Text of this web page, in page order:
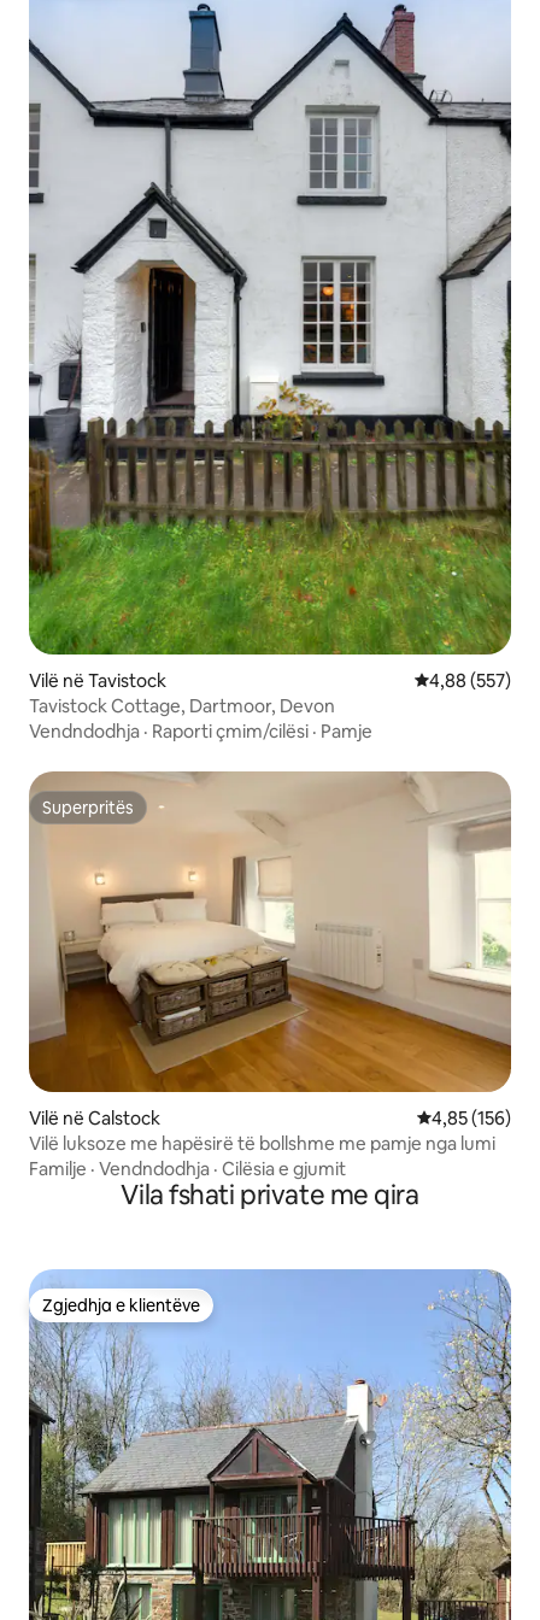
Vilë në Tavistock Vlerësimi
4,88 (557)
Tavistock Cottage, Dartmoor, Devon
Vendndodhja · Raporti çmim/cilësi · Pamje
Superpritës
Superpritës
Vilë në Calstock Vlerësimi
4,85 (156)
Vilë luksoze me hapësirë të bollshme me pamje nga lumi
Familje · Vendndodhja · Cilësia e gjumit
Vila fshati private me qira
Zgjedhja e klientëve
Zgjedhja e klientëve